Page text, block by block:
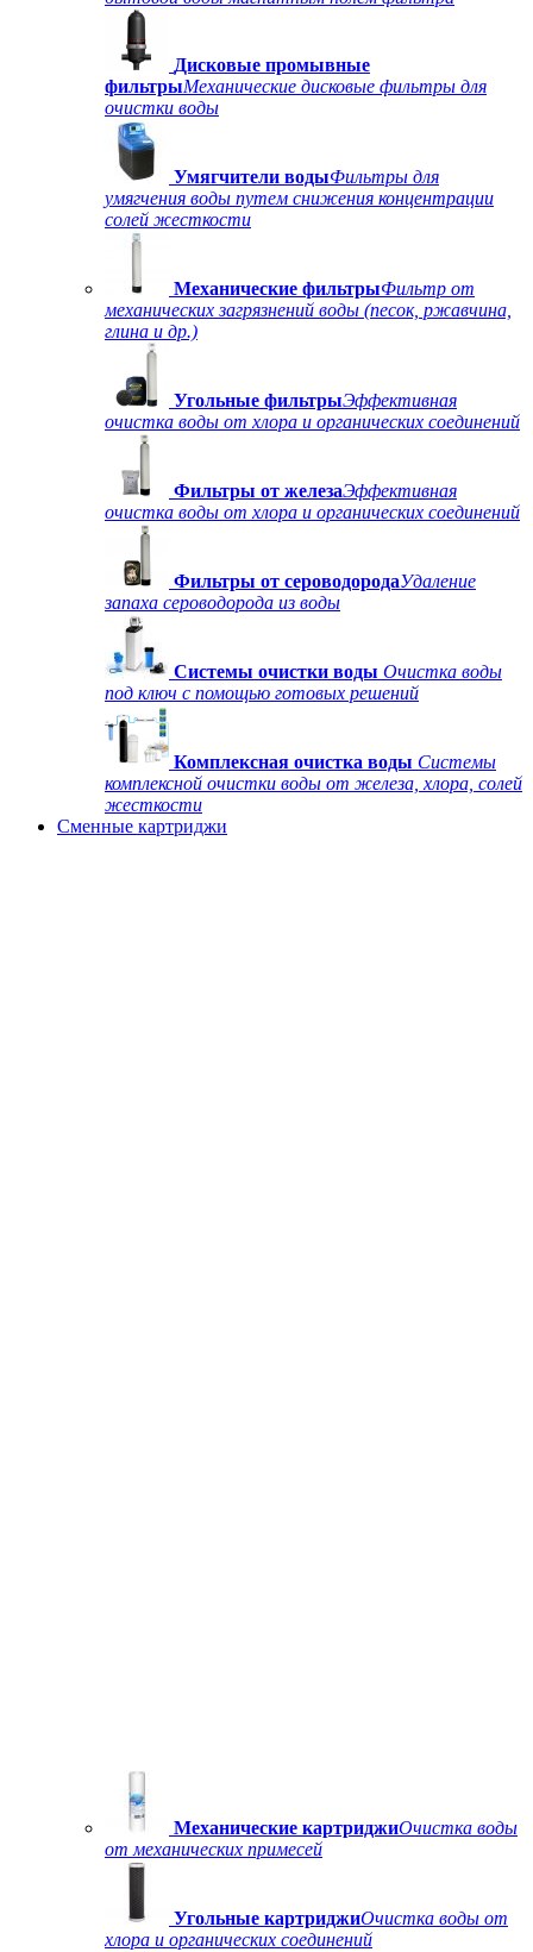
Дисковые промывные
фильтрыМеханические дисковые фильтры для
очистки воды
Умягчители водыФильтры для
умягчения воды путем снижения концентрации
солей жесткости
Механические фильтрыФильтр от
механических загрязнений воды (песок, ржавчина,
глина и др.)
Угольные фильтрыЭффективная
очистка воды от хлора и органических соединений
Фильтры от железаЭффективная
очистка воды от хлора и органических соединений
Фильтры от сероводородаУдаление
запаха сероводорода из воды
Системы очистки воды Очистка воды
под ключ с помощью готовых решений
Комплексная очистка воды Системы
комплексной очистки воды от железа, хлора, солей
жесткости
Сменные картриджи
Механические картриджиОчистка воды
от механических примесей
Угольные картриджиОчистка воды от
хлора и органических соединений